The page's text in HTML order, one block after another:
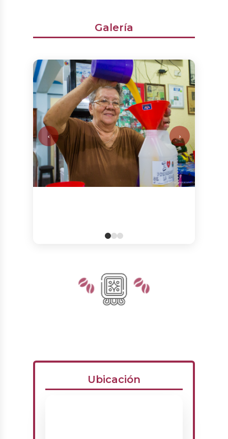
Galería
‹ ›
Ubicación